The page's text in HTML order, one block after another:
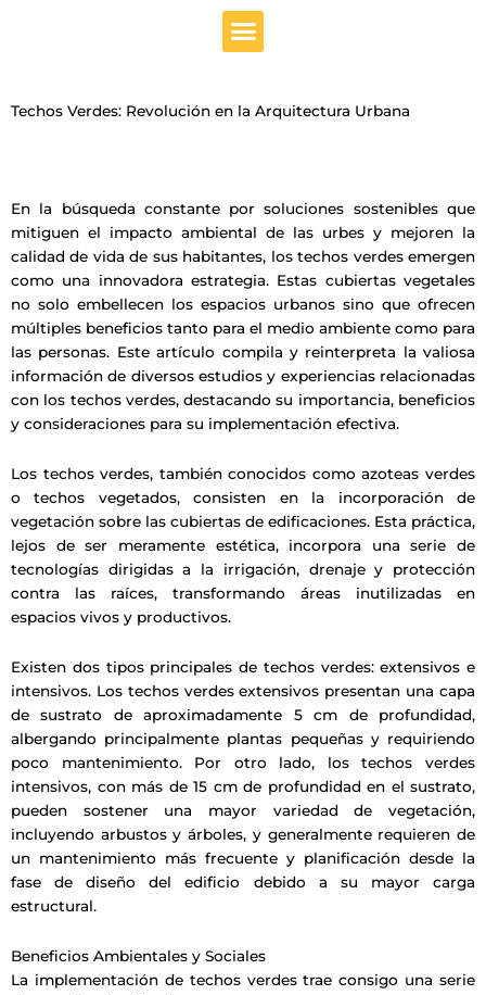
Menu
Techos Verdes: Revolución en la Arquitectura Urbana
En la búsqueda constante por soluciones sostenibles que
mitiguen el impacto ambiental de las urbes y mejoren la
calidad de vida de sus habitantes, los techos verdes emergen
como una innovadora estrategia. Estas cubiertas vegetales
no solo embellecen los espacios urbanos sino que ofrecen
múltiples beneficios tanto para el medio ambiente como para
las personas. Este artículo compila y reinterpreta la valiosa
información de diversos estudios y experiencias relacionadas
con los techos verdes, destacando su importancia, beneficios
y consideraciones para su implementación efectiva.
Los techos verdes, también conocidos como azoteas verdes
o techos vegetados, consisten en la incorporación de
vegetación sobre las cubiertas de edificaciones. Esta práctica,
lejos de ser meramente estética, incorpora una serie de
tecnologías dirigidas a la irrigación, drenaje y protección
contra las raíces, transformando áreas inutilizadas en
espacios vivos y productivos.
Existen dos tipos principales de techos verdes: extensivos e
intensivos. Los techos verdes extensivos presentan una capa
de sustrato de aproximadamente 5 cm de profundidad,
albergando principalmente plantas pequeñas y requiriendo
poco mantenimiento. Por otro lado, los techos verdes
intensivos, con más de 15 cm de profundidad en el sustrato,
pueden sostener una mayor variedad de vegetación,
incluyendo arbustos y árboles, y generalmente requieren de
un mantenimiento más frecuente y planificación desde la
fase de diseño del edificio debido a su mayor carga
estructural.
Beneficios Ambientales y Sociales
La implementación de techos verdes trae consigo una serie